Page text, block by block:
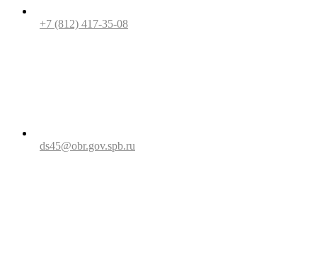
+7 (812) 417-35-08
ds45@obr.gov.spb.ru